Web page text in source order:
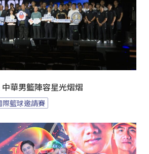
華男籃陣容星光熠熠
際籃球邀請賽